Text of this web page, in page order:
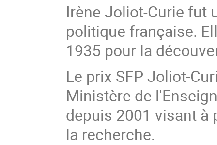
Irène Joliot-Curie fut
politique française.
1935 pour la
Le prix SFP Joliot-
Ministère de
depuis 2001 visant à
la recherche.